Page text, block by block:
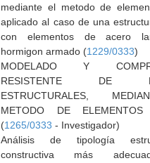
mediante el metodo de
aplicado al caso de una
con elementos de acero
hormigon armado (1229/0333)
MODELADO Y
RESISTENTE DE
ESTRUCTURALES,
METODO DE ELEMENTOS
(1265/0333 - Investigador)
Análisis de tipología
constructiva más